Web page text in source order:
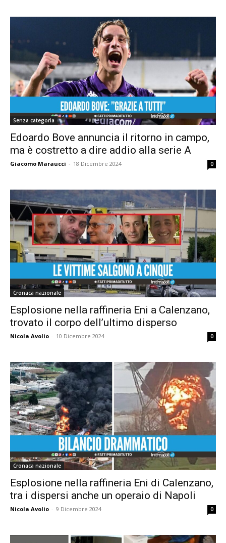
Senza categoria
Edoardo Bove annuncia il ritorno in campo,
ma è costretto a dire addio alla serie A
Giacomo Maraucci - 18 Dicembre 2024 0
Cronaca nazionale
Esplosione nella raffineria Eni a Calenzano,
trovato il corpo dell’ultimo disperso
Nicola Avolio - 10 Dicembre 2024 0
Cronaca nazionale
Esplosione nella raffineria Eni di Calenzano,
tra i dispersi anche un operaio di Napoli
Nicola Avolio - 9 Dicembre 2024 0